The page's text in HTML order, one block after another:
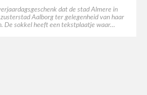
dat de stad Almere in
Aalborg ter gelegenheid van haar
De sokkel heeft een tekstplaatje waar…